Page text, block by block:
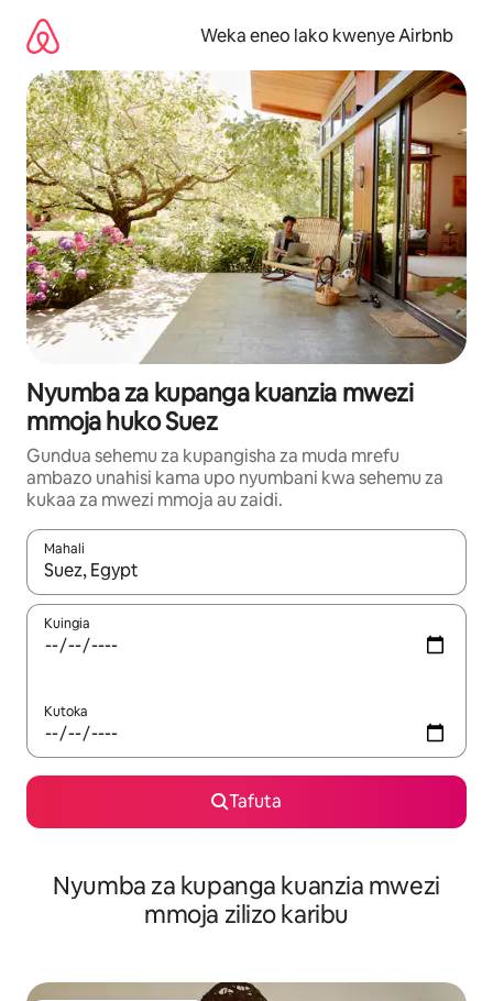
kwenda
kwenye
maudhui
Weka eneo lako kwenye Airbnb
Nyumba za kupanga kuanzia mwezi
mmoja huko Suez
Gundua sehemu za kupangisha za muda mrefu
ambazo unahisi kama upo nyumbani kwa sehemu za
kukaa za mwezi mmoja au zaidi.
Mahali
Wakati matokeo yanapatikana, vinjari kwa kutumia vitufe vya
Kuingia
Kutoka
Tafuta
Nyumba za kupanga kuanzia mwezi
mmoja zilizo karibu